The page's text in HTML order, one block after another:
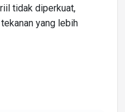
tidak diperkuat,
yang lebih